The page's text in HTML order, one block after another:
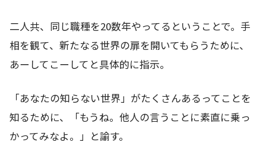
二人共、同じ職種を20数年やってるということで。手
相を観て、新たなる世界の扉を開いてもらうために、
あーしてこーしてと具体的に指示。
「あなたの知らない世界」がたくさんあるってことを
知るために、「もうね。他人の言うことに素直に乗っ
かってみなよ。」と諭す。